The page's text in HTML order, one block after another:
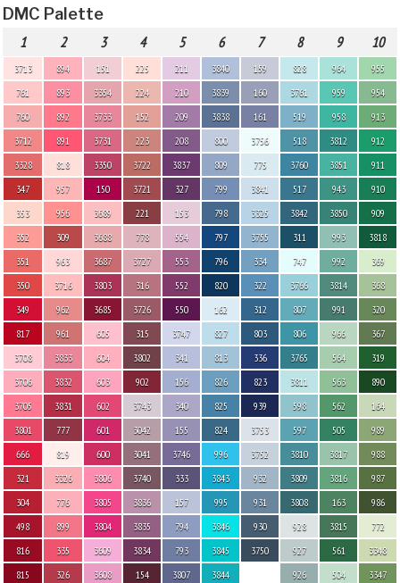
DMC Palette
1 2 3 4 5 6 7 8 9 10
3713
761
760
3712
3328
347
353
352
351
350
349
817
3708
3706
3705
3801
666
321
304
498
816
815
894
893
892
891
818
957
956
309
963
3716
962
961
3833
3832
3831
777
819
3326
776
899
335
326
151
3354
3733
3731
3350
150
3689
3688
3687
3803
3685
605
604
603
602
601
600
3806
3805
3804
3609
3608
225
224
152
223
3722
3721
221
778
3727
316
3726
315
3802
902
3743
3042
3041
3740
3836
3835
3834
154
211
210
209
208
3837
327
153
554
553
552
550
3747
341
156
340
155
3746
333
157
794
793
3807
3840
3839
3838
800
809
799
798
797
796
820
162
827
813
826
825
824
996
3843
995
3846
3845
3844
159
160
161
3756
775
3841
3325
3755
334
322
312
803
336
823
939
3753
3752
932
931
930
3750
828
3761
519
518
3760
517
3842
311
747
3766
807
806
3765
3811
598
597
3810
3809
3808
928
927
926
964
959
958
3812
3851
943
3850
993
992
3814
991
966
564
563
562
505
3817
3816
163
3815
561
504
955
954
913
912
911
910
909
3818
369
368
320
367
319
890
164
989
988
987
986
772
3348
3347